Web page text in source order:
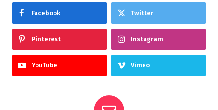
Facebook Twitter
Pinterest Instagram
YouTube Vimeo